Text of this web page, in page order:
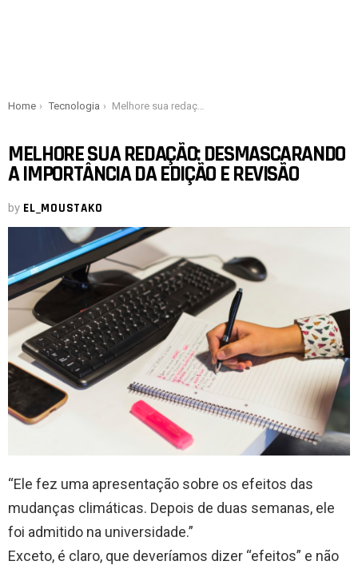
You are here:
Home Tecnologia Melhore sua redação: desmascarando a importância da edição e revisão
MELHORE SUA REDAÇÃO: DESMASCARANDO
A IMPORTÂNCIA DA EDIÇÃO E REVISÃO
by EL_MOUSTAKO
“Ele fez uma apresentação sobre os efeitos das
mudanças climáticas. Depois de duas semanas, ele
foi admitido na universidade.”
Exceto, é claro, que deveríamos dizer “efeitos” e não